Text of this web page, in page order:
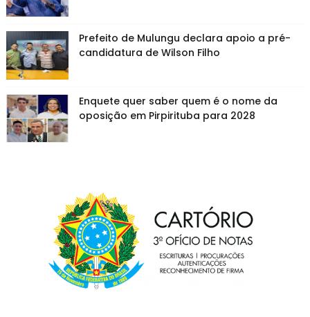
Prefeito de Mulungu declara apoio a pré-
candidatura de Wilson Filho
Enquete quer saber quem é o nome da
oposição em Pirpirituba para 2028